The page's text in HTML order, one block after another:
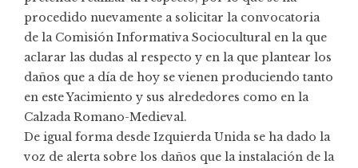
procedido nuevamente a solicitar la convocatoria
de la Comisión Informativa Sociocultural en la que
aclarar las dudas al respecto y en la que plantear los
daños que a día de hoy se vienen produciendo tanto
en este Yacimiento y sus alrededores como en la
Calzada Romano-Medieval.
De igual forma desde Izquierda Unida se ha dado la
voz de alerta sobre los daños que la instalación de la